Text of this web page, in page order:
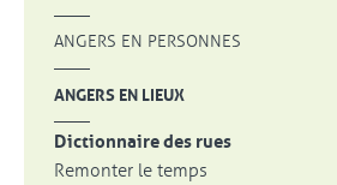
ANGERS EN PERSONNES
ANGERS EN LIEUX
Dictionnaire des rues
Remonter le temps